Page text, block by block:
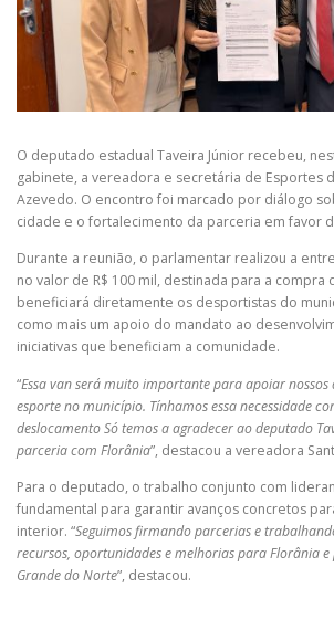
O deputado estadual Taveira Júnior recebeu,
gabinete, a vereadora e secretária de Esportes
Azevedo. O encontro foi marcado por diálogo
cidade e o fortalecimento da parceria em favor
Durante a reunião, o parlamentar realizou a
no valor de R$ 100 mil, destinada para a compra
beneficiará diretamente os desportistas do
como mais um apoio do mandato ao
iniciativas que beneficiam a comunidade.
“Essa van será muito importante para apoiar
esporte no município. Tínhamos essa necessidade
deslocamento Só temos a agradecer ao deputado
parceria com Florânia”, destacou a vereadora
Para o deputado, o trabalho conjunto com
fundamental para garantir avanços concretos
interior. “Seguimos firmando parcerias e
recursos, oportunidades e melhorias para Florânia
Grande do Norte”, destacou.